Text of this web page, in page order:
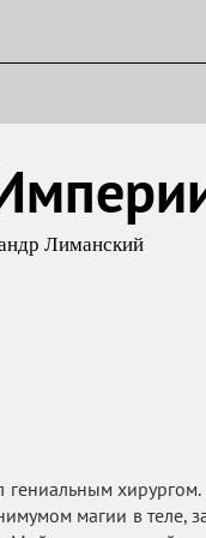
Лиманский
хирургом.
магии в теле,